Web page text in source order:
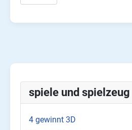
spiele und spielzeug
4 gewinnt 3D